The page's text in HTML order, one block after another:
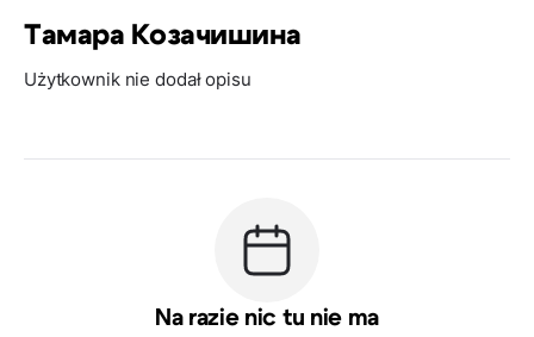
Тамара Козачишина
Użytkownik nie dodał opisu
Na razie nic tu nie ma